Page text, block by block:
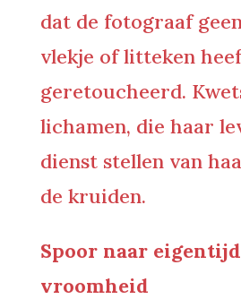
dat de fotograaf
vlekje of litteken
geretoucheerd.
lichamen, die haar
dienst stellen van
de kruiden.
Spoor naar
vroomheid